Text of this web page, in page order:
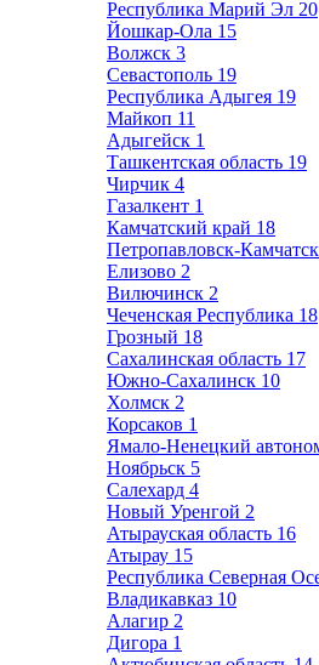
Республика Марий Эл 20
Йошкар-Ола 15
Волжск 3
Севастополь 19
Республика Адыгея 19
Майкоп 11
Адыгейск 1
Ташкентская область 19
Чирчик 4
Газалкент 1
Камчатский край 18
Петропавловск-
Елизово 2
Вилючинск 2
Чеченская Республика 18
Грозный 18
Сахалинская область 17
Южно-Сахалинск 10
Холмск 2
Корсаков 1
Ямало-Ненецкий
Ноябрьск 5
Салехард 4
Новый Уренгой 2
Атырауская область 16
Атырау 15
Республика Северная
Владикавказ 10
Алагир 2
Дигора 1